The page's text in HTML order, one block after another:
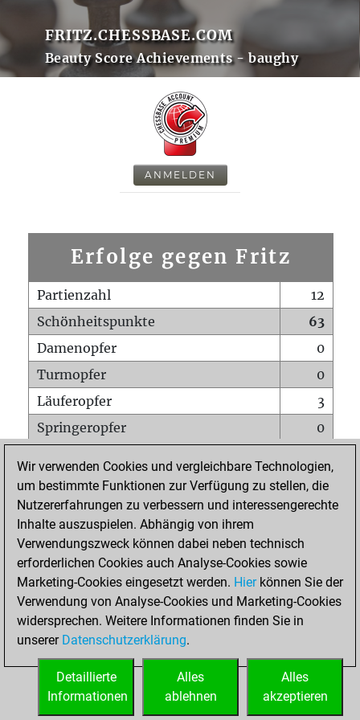
FRITZ.CHESSBASE.COM
Beauty Score Achievements - baughy
ANMELDEN
Erfolge gegen Fritz
Partienzahl
12
Schönheitspunkte
63
Damenopfer
0
Turmopfer
0
Läuferopfer
3
Springeropfer
0
Matt auf vollem Brett
0
Bauer setzt Matt
0
Erstickte Matts
Unterverwandlungen
Türme auf der siebten
0
STARTSEITE
Wir verwenden Cookies und vergleichbare Technologien,
um bestimmte Funktionen zur Verfügung zu stellen, die
Nutzererfahrungen zu verbessern und interessengerechte
Inhalte auszuspielen. Abhängig von ihrem
Verwendungszweck können dabei neben technisch
erforderlichen Cookies auch Analyse-Cookies sowie
Marketing-Cookies eingesetzt werden. Hierkönnen Sie der
Verwendung von Analyse-Cookies und Marketing-Cookies
widersprechen. Weitere Informationen finden Sie in
unserer Datenschutzerklärung.
Alles
akzeptieren
Alles
ablehnen
Detaillierte
Informationen